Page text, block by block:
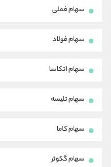
سهام فملی
سهام فولاد
سهام اتکاسا
سهام تلیسه
سهام کاما
سهام گکوثر